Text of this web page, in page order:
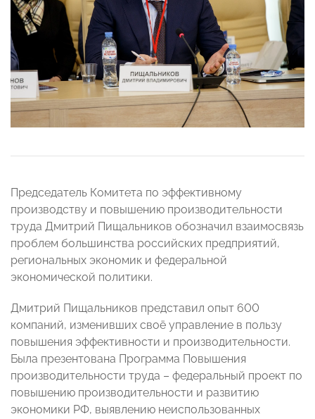
Председатель Комитета по эффективному
производству и повышению производительности
труда Дмитрий Пищальников обозначил взаимосвязь
проблем большинства российских предприятий,
региональных экономик и федеральной
экономической политики.
Дмитрий Пищальников представил опыт 600
компаний, изменивших своё управление в пользу
повышения эффективности и производительности.
Была презентована Программа Повышения
производительности труда – федеральный проект по
повышению производительности и развитию
экономики РФ, выявлению неиспользованных